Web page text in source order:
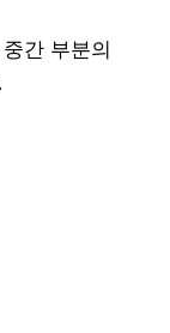
간 부분의